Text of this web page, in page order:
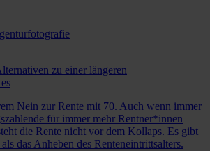
zu einer längeren
Nein zur Rente mit 70. Auch wenn immer
für immer mehr Rentner*innen
die Rente nicht vor dem Kollaps. Es gibt
das Anheben des Renteneintrittsalters.